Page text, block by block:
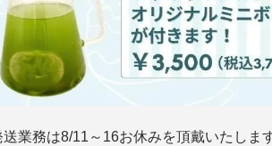
業務は8/11～16お休みを頂戴いたします